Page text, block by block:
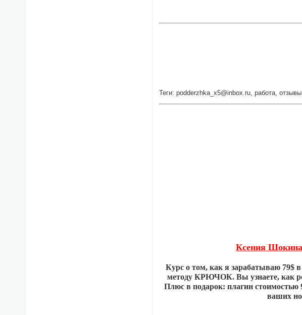
Теги: podderzhka_x5@inbox.ru, работа,
Ксения
Курс о том, как я зарабатываю 79$
методу КРЮЧОК. Вы узнаете, как
Плюс в подарок: плагин стоимостью
ваших